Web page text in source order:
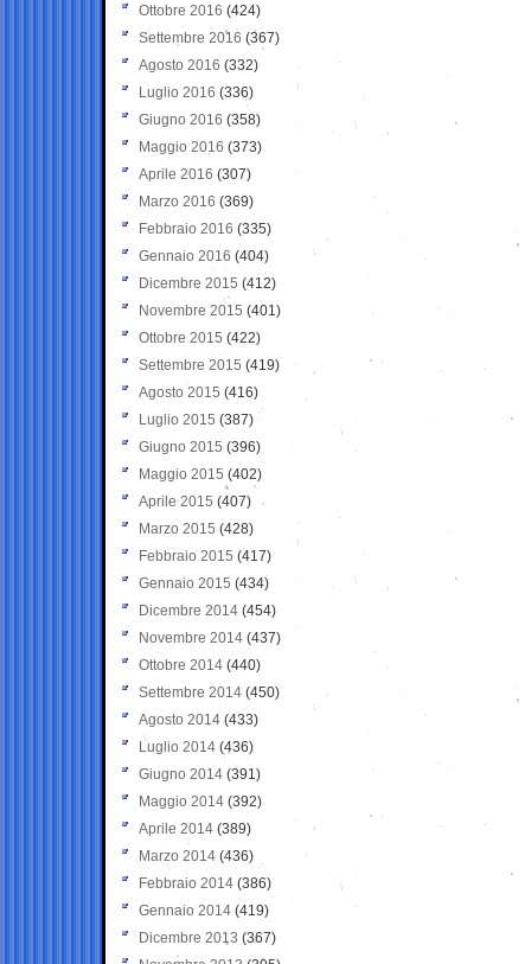
Ottobre 2016 (424)
Settembre 2016 (367)
Agosto 2016 (332)
Luglio 2016 (336)
Giugno 2016 (358)
Maggio 2016 (373)
Aprile 2016 (307)
Marzo 2016 (369)
Febbraio 2016 (335)
Gennaio 2016 (404)
Dicembre 2015 (412)
Novembre 2015 (401)
Ottobre 2015 (422)
Settembre 2015 (419)
Agosto 2015 (416)
Luglio 2015 (387)
Giugno 2015 (396)
Maggio 2015 (402)
Aprile 2015 (407)
Marzo 2015 (428)
Febbraio 2015 (417)
Gennaio 2015 (434)
Dicembre 2014 (454)
Novembre 2014 (437)
Ottobre 2014 (440)
Settembre 2014 (450)
Agosto 2014 (433)
Luglio 2014 (436)
Giugno 2014 (391)
Maggio 2014 (392)
Aprile 2014 (389)
Marzo 2014 (436)
Febbraio 2014 (386)
Gennaio 2014 (419)
Dicembre 2013 (367)